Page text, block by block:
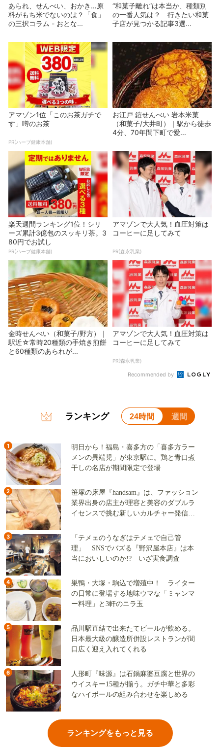
あられ、せんべい、おかき…原
料がもち米でないのは？「食」
の三択コラム - おとな...
“和菓子離れ”は本当か、種類別
の一番人気は？ 行きたい和菓
子店が見つかる記事3選...
アマゾン1位「このお茶ガチで
す」噂のお茶
PR(ハーブ健康本舗)
お江戸 鎧せんべい 岩本米菓
（和菓子/大井町）｜駅から徒歩
4分、70年間下町で愛...
楽天週間ランキング1位！シリ
ーズ累計3億包のスッキリ茶。3
80円でお試し
PR(ハーブ健康本舗)
アマゾンで大人気！血圧対策は
コーヒーに足してみて
PR(森永乳業)
金時せんべい（和菓子/野方）｜
駅近☆常時20種類の手焼き煎餅
と60種類のあられが...
アマゾンで大人気！血圧対策は
コーヒーに足してみて
PR(森永乳業)
Recommended by
ランキング 24時間 週間
1
明日から！福島・喜多方の「喜多方ラー
メンの異端児」が東京駅に。鶏と青口煮
干しの名店が期間限定で登場
2
笹塚の床屋『handsam』は、ファッション
業界出身の店主が理容と美容のダブルラ
イセンスで挑む新しいカルチャー発信基
3
「テメェのうなぎはテメェで自己管
理」 SNSでバズる『野沢屋本店』は本
当においしいのか!? いざ実食調査
4
巣鴨・大塚・駒込で増殖中！ ライター
の日常に登場する地味ウマな「ミャンマ
ー料理」と3軒のニラ玉
5
品川駅直結で出来たてビールが飲める。
日本最大級の醸造所併設レストランが間
口広く迎え入れてくれる
6
人形町『味源』は石鍋麻婆豆腐と世界の
ウイスキー15種が揃う。ガチ中華と多彩
なハイボールの組み合わせを楽しめる
ランキングをもっと見る